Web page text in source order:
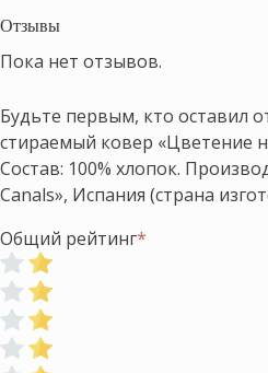
Отзывы
Пока нет отзывов.
Будьте первым, кто оставил
стираемый ковер «Цветение
Состав: 100% хлопок.
Canals», Испания (страна
Общий рейтинг*